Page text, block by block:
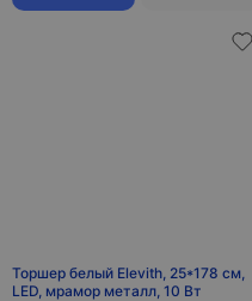
Торшер белый Elevith, 25*178 см,
LED, мрамор металл, 10 Вт